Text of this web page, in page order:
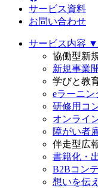
サービス資料
お問い合わせ
サービス内容 ▼
協働型新
新規事業
学びと教
eラーニン
研修用コ
オンライ
障がい者
伴走型広
書籍化・
B2Bコン
想いを伝